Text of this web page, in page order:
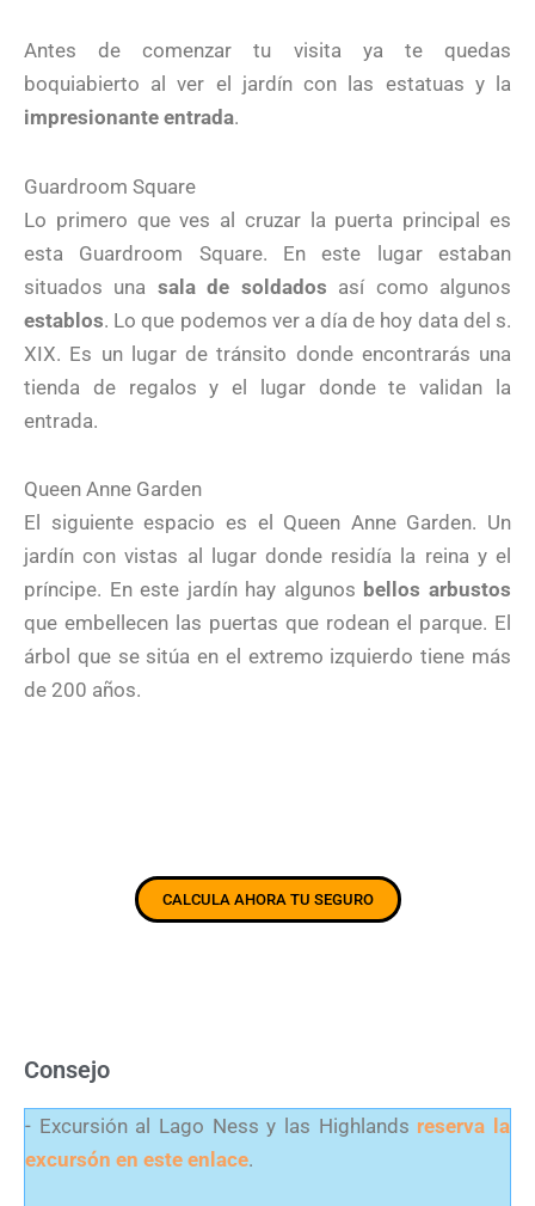
Antes de comenzar tu visita ya te quedas
boquiabierto al ver el jardín con las estatuas y la
impresionante entrada.
Guardroom Square
Lo primero que ves al cruzar la puerta principal es
esta Guardroom Square. En este lugar estaban
situados una sala de soldados así como algunos
establos. Lo que podemos ver a día de hoy data del s.
XIX. Es un lugar de tránsito donde encontrarás una
tienda de regalos y el lugar donde te validan la
entrada.
Queen Anne Garden
El siguiente espacio es el Queen Anne Garden. Un
jardín con vistas al lugar donde residía la reina y el
príncipe. En este jardín hay algunos bellos arbustos
que embellecen las puertas que rodean el parque. El
árbol que se sitúa en el extremo izquierdo tiene más
de 200 años.
CALCULA AHORA TU SEGURO
Consejo
- Excursión al Lago Ness y las Highlands reserva la
excursón en este enlace.